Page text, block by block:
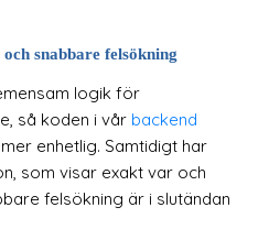
snabbare felsökning
logik för
så koden i vår backend
enhetlig. Samtidigt har
som visar exakt var och
felsökning är i slutändan